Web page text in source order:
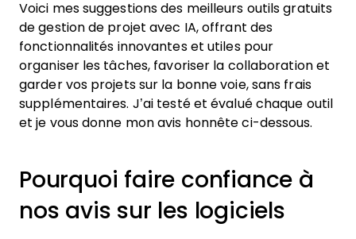
Voici mes suggestions des meilleurs outils gratuits
de gestion de projet avec IA, offrant des
fonctionnalités innovantes et utiles pour
organiser les tâches, favoriser la collaboration et
garder vos projets sur la bonne voie, sans frais
supplémentaires. J’ai testé et évalué chaque outil
et je vous donne mon avis honnête ci-dessous.
Pourquoi faire confiance à
nos avis sur les logiciels